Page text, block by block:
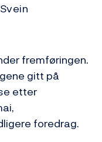
fremføringen.
gitt på
etter
foredrag.